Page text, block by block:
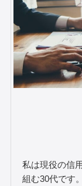
私は現役の信
組む30代です。